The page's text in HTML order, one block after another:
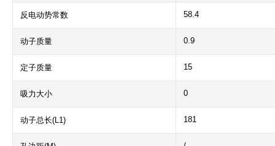
反电动势常数 58.4
动子质量 0.9
定子质量 15
吸力大小 0
动子总长(L1) 181